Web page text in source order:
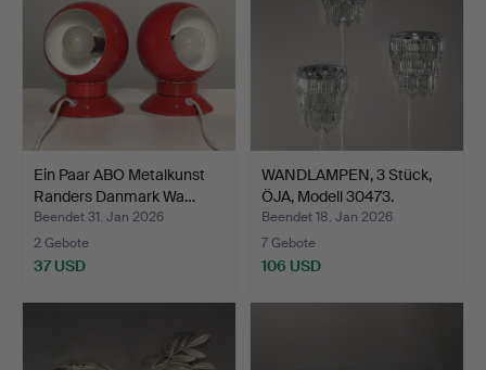
Ein Paar ABO Metalkunst
Randers Danmark Wa…
Beendet 31. Jan 2026
2 Gebote
37 USD
WANDLAMPEN, 3 Stück,
ÖJA, Modell 30473.
Beendet 18. Jan 2026
7 Gebote
106 USD